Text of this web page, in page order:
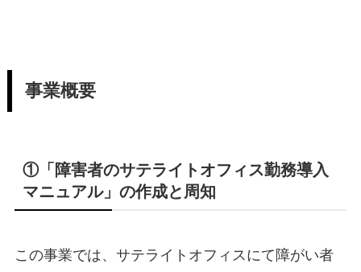
事業概要
①「障害者のサテライトオフィス勤務導入
マニュアル」の作成と周知
この事業では、サテライトオフィスにて障がい者